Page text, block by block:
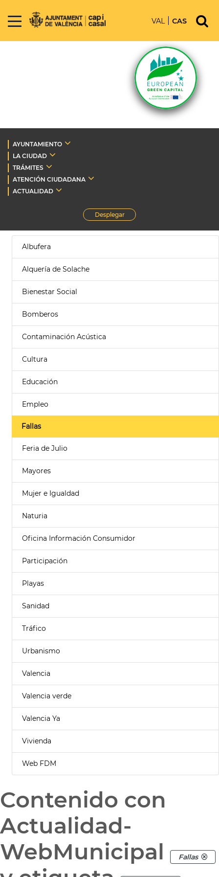
VAL CAS
AYUNTAMIENTO
LA CIUDAD
TRÁMITES
ATENCIÓN CIUDADANA
ACTUALIDAD
Desplegar
Albufera
Alquería de Solache
Bienestar Social
Bomberos
Contaminación Acústica
Cultura
Educación
Empleo
Fallas
Feria de Julio
Mayores
Mujer e Igualdad
Naturia
Oficina Información Consumidor
Participación
Playas
Sanidad
Tráfico
Urbanismo
Valencia
Valencia verde
Valencia Ya
Vivienda
Web FDM
Contenido con
Actualidad-
WebMunicipal
Fallas